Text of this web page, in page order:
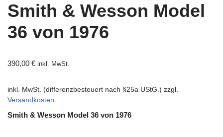
Smith & Wesson Model
36 von 1976
390,00 € inkl. MwSt.
inkl. MwSt. (differenzbesteuert nach §25a UStG.) zzgl.
Versandkosten
Smith & Wesson Model 36 von 1976